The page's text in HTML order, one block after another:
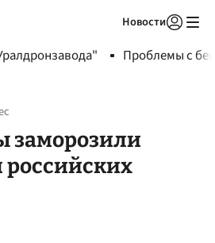
Новости
Проблемы с
заморозили